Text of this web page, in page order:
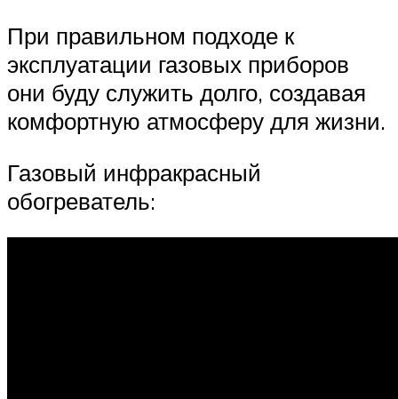
При правильном подходе к
эксплуатации газовых приборов
они буду служить долго, создавая
комфортную атмосферу для жизни.
Газовый инфракрасный
обогреватель: